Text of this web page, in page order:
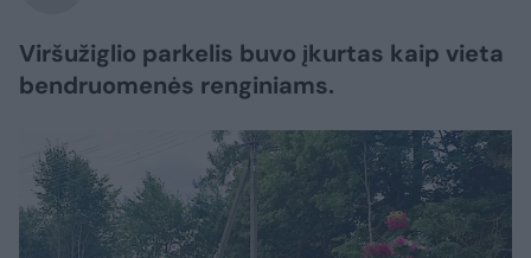
Viršužiglio parkelis buvo įkurtas kaip vieta
bendruomenės renginiams.